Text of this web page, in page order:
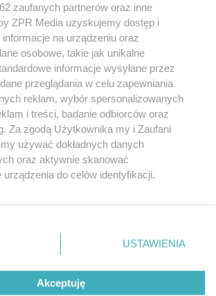
w serwisie nie może być powielany i
dalej rozpowszechniany w jakikolwiek
elektroniczny lub mechaniczny) na
w jakiejkolwiek formie, włącznie z
bez pisemnej zgody właściciela praw.
lub wykorzystanie utworów w całości lub w
prawa, tzn. bez właściwej zgody, jest
kary i może być ścigane prawnie.
zaufanych partnerów oraz inne
ZPR Media uzyskujemy dostęp i
na urządzeniu oraz
osobowe, takie jak unikalne
informacje wysyłane przez
przeglądania w celu zapewniania
reklam, wybór spersonalizowanych
i treści, badanie odbiorców oraz
Za zgodą Użytkownika my i Zaufani
używać dokładnych danych
oraz aktywnie skanować
do celów identyfikacji.
klikając przycisk ustawień prywatności
lewym dolnym rogu strony
danych nie wymagają zgody
masz prawo sprzeciwić się takiemu
USTAWIENIA
Akceptuję